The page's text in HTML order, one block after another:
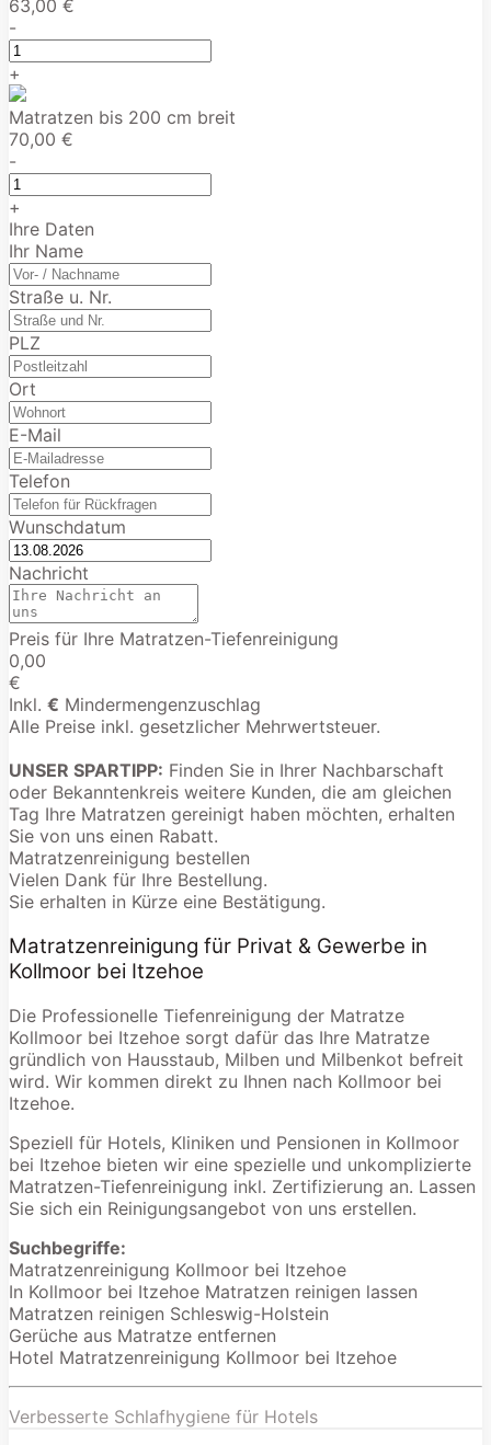
63,00 €
-
+
Matratzen bis 200 cm breit
70,00 €
-
+
Ihre Daten
Ihr Name
Straße u. Nr.
PLZ
Ort
E-Mail
Telefon
Wunschdatum
Nachricht
Preis für Ihre Matratzen-Tiefenreinigung
0,00
€
Inkl. € Mindermengenzuschlag
Alle Preise inkl. gesetzlicher Mehrwertsteuer.
UNSER SPARTIPP: Finden Sie in Ihrer Nachbarschaft
oder Bekanntenkreis weitere Kunden, die am gleichen
Tag Ihre Matratzen gereinigt haben möchten, erhalten
Sie von uns einen Rabatt.
Matratzenreinigung bestellen
Vielen Dank für Ihre Bestellung.
Sie erhalten in Kürze eine Bestätigung.
Matratzenreinigung für Privat & Gewerbe in
Kollmoor bei Itzehoe
Die Professionelle Tiefenreinigung der Matratze
Kollmoor bei Itzehoe sorgt dafür das Ihre Matratze
gründlich von Hausstaub, Milben und Milbenkot befreit
wird. Wir kommen direkt zu Ihnen nach Kollmoor bei
Itzehoe.
Speziell für Hotels, Kliniken und Pensionen in Kollmoor
bei Itzehoe bieten wir eine spezielle und unkomplizierte
Matratzen-Tiefenreinigung inkl. Zertifizierung an. Lassen
Sie sich ein Reinigungsangebot von uns erstellen.
Suchbegriffe:
Matratzenreinigung Kollmoor bei Itzehoe
In Kollmoor bei Itzehoe Matratzen reinigen lassen
Matratzen reinigen Schleswig-Holstein
Gerüche aus Matratze entfernen
Hotel Matratzenreinigung Kollmoor bei Itzehoe
Verbesserte Schlafhygiene für Hotels